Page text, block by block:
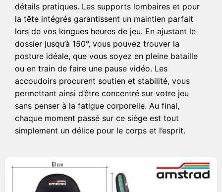
détails pratiques. Les supports lombaires et pour
la tête intégrés garantissent un maintien parfait
lors de vos longues heures de jeu. En ajustant le
dossier jusqu’à 150°, vous pouvez trouver la
posture idéale, que vous soyez en pleine bataille
ou en train de faire une pause vidéo. Les
accoudoirs procurent soutien et stabilité, vous
permettant ainsi d’être concentré sur votre jeu
sans penser à la fatigue corporelle. Au final,
chaque moment passé sur ce siège est tout
simplement un délice pour le corps et l’esprit.